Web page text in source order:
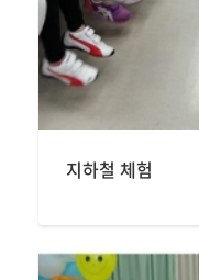
지하철 체험